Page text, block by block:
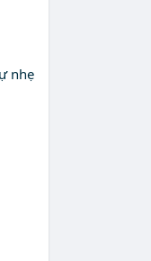
nhẹ